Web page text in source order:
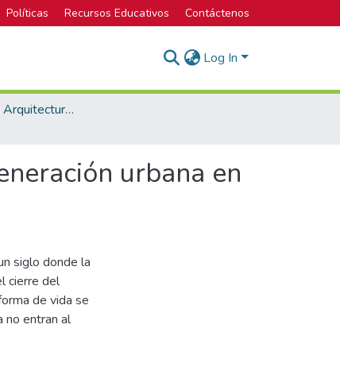
Políticas Recursos Educativos Contáctenos
Log In
Licenciatura en Arquitectura y Urbanismo
urbana en
siglo donde la
cierre del
de vida se
no entran al